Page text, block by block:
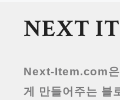
NEXT
Next-Item.com
게 만들어주는 블